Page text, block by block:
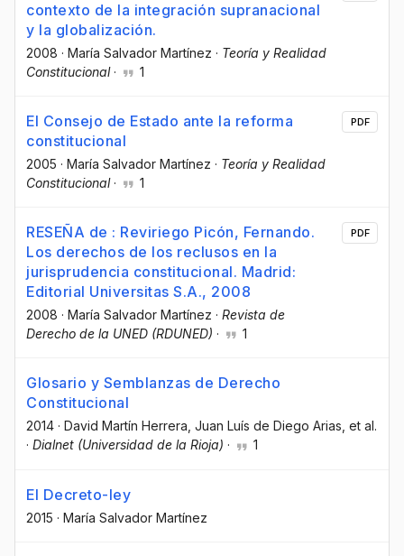
contexto de la integración supranacional
y la globalización.
2008 · María Salvador Martínez · Teoría y Realidad
Constitucional· 1
El Consejo de Estado ante la reforma
constitucional
2005 · María Salvador Martínez · Teoría y Realidad
Constitucional· 1
PDF
RESEÑA de : Reviriego Picón, Fernando.
Los derechos de los reclusos en la
jurisprudencia constitucional. Madrid:
Editorial Universitas S.A., 2008
2008 · María Salvador Martínez · Revista de
Derecho de la UNED (RDUNED) · 1
PDF
Glosario y Semblanzas de Derecho
Constitucional
2014 · David Martín Herrera, Juan Luís de Diego Arias, et al.
· Dialnet (Universidad de la Rioja) · 1
El Decreto-ley
2015 · María Salvador Martínez